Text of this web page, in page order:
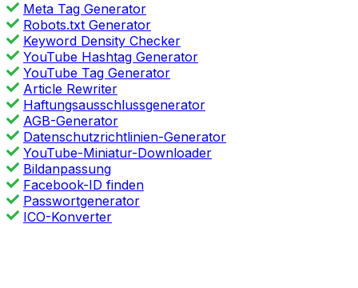
Meta Tag Generator
Robots.txt Generator
Keyword Density Checker
YouTube Hashtag Generator
YouTube Tag Generator
Article Rewriter
Haftungsausschlussgenerator
AGB-Generator
Datenschutzrichtlinien-Generator
YouTube-Miniatur-Downloader
Bildanpassung
Facebook-ID finden
Passwortgenerator
ICO-Konverter